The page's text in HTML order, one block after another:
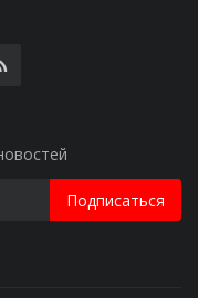
Подписаться